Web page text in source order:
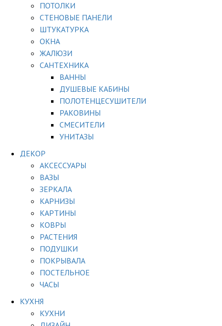
ПОТОЛКИ
СТЕНОВЫЕ ПАНЕЛИ
ШТУКАТУРКА
ОКНА
ЖАЛЮЗИ
САНТЕХНИКА
ВАННЫ
ДУШЕВЫЕ КАБИНЫ
ПОЛОТЕНЦЕСУШИТЕЛИ
РАКОВИНЫ
СМЕСИТЕЛИ
УНИТАЗЫ
ДЕКОР
АКСЕССУАРЫ
ВАЗЫ
ЗЕРКАЛА
КАРНИЗЫ
КАРТИНЫ
КОВРЫ
РАСТЕНИЯ
ПОДУШКИ
ПОКРЫВАЛА
ПОСТЕЛЬНОЕ
ЧАСЫ
КУХНЯ
КУХНИ